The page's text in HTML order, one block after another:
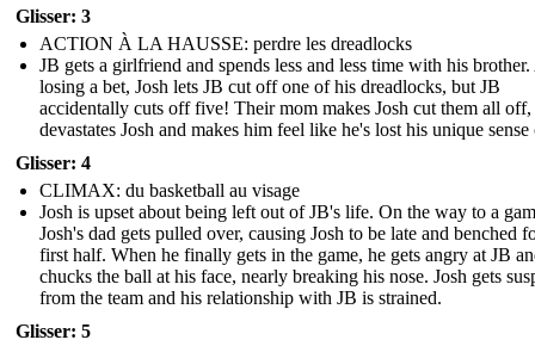
Glisser: 3
ACTION À LA HAUSSE: perdre les dreadlocks
JB gets a girlfriend and spends less and less time with his
losing a bet, Josh lets JB cut off one of his dreadlocks, but JB
accidentally cuts off five! Their mom makes Josh cut them all
devastates Josh and makes him feel like he's lost his unique
Glisser: 4
CLIMAX: du basketball au visage
Josh is upset about being left out of JB's life. On the way to a
Josh's dad gets pulled over, causing Josh to be late and benched
first half. When he finally gets in the game, he gets angry at JB
chucks the ball at his face, nearly breaking his nose. Josh gets
from the team and his relationship with JB is strained.
Glisser: 5